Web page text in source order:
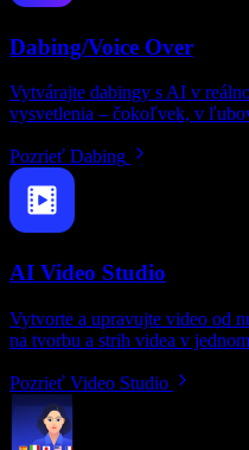
Dabing/Voice Over
Vytvárajte dabingy s AI v
vysvetlenia – čokoľvek, v
Pozrieť Dabing
AI Video Studio
Vytvorte a upravujte video od
na tvorbu a strih videa v
Pozrieť Video Studio